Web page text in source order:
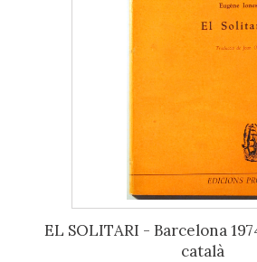
EL SOLITARI - Barcelona
català